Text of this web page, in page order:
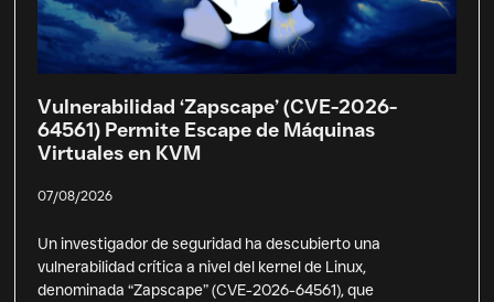
Vulnerabilidad ‘Zapscape’ (CVE-2026-
64561) Permite Escape de Máquinas
Virtuales en KVM
07/08/2026
Un investigador de seguridad ha descubierto una
vulnerabilidad crítica a nivel del kernel de Linux,
denominada “Zapscape” (CVE-2026-64561), que